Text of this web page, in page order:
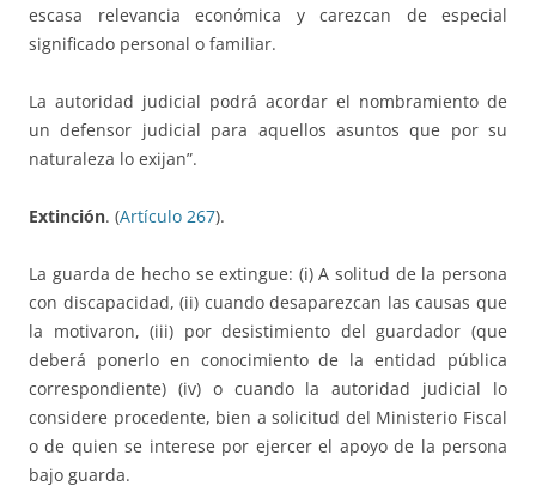
escasa relevancia económica y carezcan de especial
significado personal o familiar.
La autoridad judicial podrá acordar el nombramiento de
un defensor judicial para aquellos asuntos que por su
naturaleza lo exijan”.
Extinción. (Artículo 267).
La guarda de hecho se extingue: (i) A solitud de la persona
con discapacidad, (ii) cuando desaparezcan las causas que
la motivaron, (iii) por desistimiento del guardador (que
deberá ponerlo en conocimiento de la entidad pública
correspondiente) (iv) o cuando la autoridad judicial lo
considere procedente, bien a solicitud del Ministerio Fiscal
o de quien se interese por ejercer el apoyo de la persona
bajo guarda.